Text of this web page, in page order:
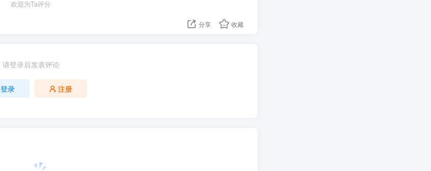
欢迎为Ta评分
分享 收藏
请登录后发表评论
登录 注册